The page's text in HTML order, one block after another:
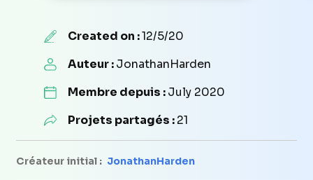
Created on :12/5/20
Auteur :JonathanHarden
Membre depuis :July 2020
Projets partagés :21
Créateur initial : JonathanHarden